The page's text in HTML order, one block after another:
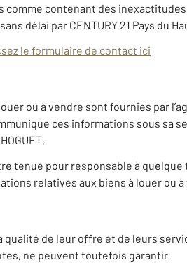
contenant des
délai par CENTURY 21 Pays du
le formulaire de contact ici
ou à vendre sont fournies par
ces informations sous sa
tenue pour responsable à
relatives aux biens à louer ou
de leur offre et de leurs
ne peuvent toutefois garantir.